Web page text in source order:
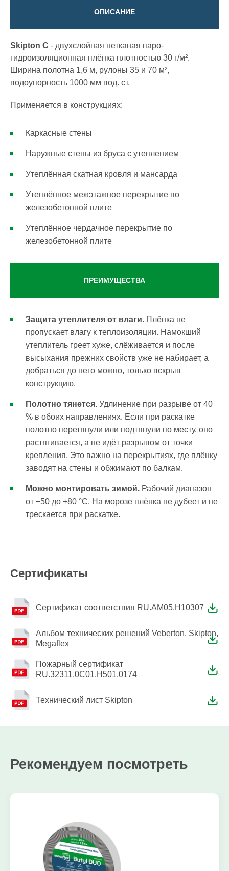
ОПИСАНИЕ
Skipton C - двухслойная нетканая паро-
гидроизоляционная плёнка плотностью 30 г/м².
Ширина полотна 1,6 м, рулоны 35 и 70 м²,
водоупорность 1000 мм вод. ст.
Применяется в конструкциях:
Каркасные стены
Наружные стены из бруса с утеплением
Утеплённая скатная кровля и мансарда
Утеплённое межэтажное перекрытие по
железобетонной плите
Утеплённое чердачное перекрытие по
железобетонной плите
ПРЕИМУЩЕСТВА
Защита утеплителя от влаги. Плёнка не
пропускает влагу к теплоизоляции. Намокший
утеплитель греет хуже, слёживается и после
высыхания прежних свойств уже не набирает, а
добраться до него можно, только вскрыв
конструкцию.
Полотно тянется. Удлинение при разрыве от 40
% в обоих направлениях. Если при раскатке
полотно перетянули или подтянули по месту, оно
растягивается, а не идёт разрывом от точки
крепления. Это важно на перекрытиях, где плёнку
заводят на стены и обжимают по балкам.
Можно монтировать зимой. Рабочий диапазон
от −50 до +80 °С. На морозе плёнка не дубеет и не
трескается при раскатке.
Сертификаты
Сертификат соответствия RU.AM05.H10307
Альбом технических решений Veberton, Skipton,
Megaflex
Пожарный сертификат
RU.32311.0C01.H501.0174
Технический лист Skipton
Рекомендуем посмотреть